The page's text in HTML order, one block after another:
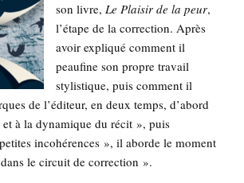
son livre,Le Plai­sir de la peur,
l’étape de la cor­rec­tion. Après
avoir expli­qué com­ment il
peau­fine son propre tra­vail
sty­lis­tique, puis com­ment il
de l’éditeur, en deux temps, d’abord
à la dyna­mique du récit », puis
inco­hé­rences », il aborde le moment
le cir­cuit de correction ».